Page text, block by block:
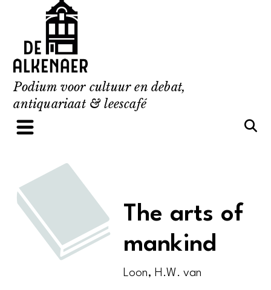
content
Podium voor cultuur en debat,
antiquariaat & leescafé
The arts of
mankind
Loon, H.W. van